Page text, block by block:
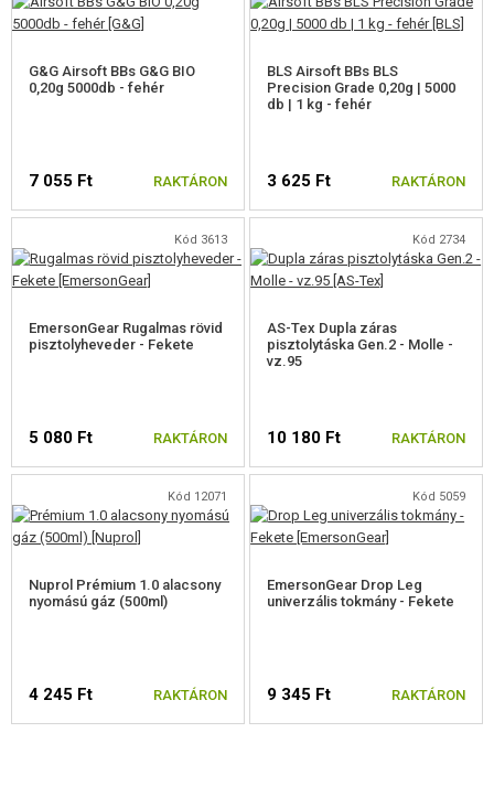
G&G Airsoft BBs G&G BIO
0,20g 5000db - fehér
7 055 Ft RAKTÁRON
BLS Airsoft BBs BLS
Precision Grade 0,20g | 5000
db | 1 kg - fehér
3 625 Ft RAKTÁRON
Kód 3613
EmersonGear Rugalmas rövid
pisztolyheveder - Fekete
5 080 Ft RAKTÁRON
Kód 2734
AS-Tex Dupla záras
pisztolytáska Gen.2 - Molle -
vz.95
10 180 Ft RAKTÁRON
Kód 12071
Nuprol Prémium 1.0 alacsony
nyomású gáz (500ml)
4 245 Ft RAKTÁRON
Kód 5059
EmersonGear Drop Leg
univerzális tokmány - Fekete
9 345 Ft RAKTÁRON